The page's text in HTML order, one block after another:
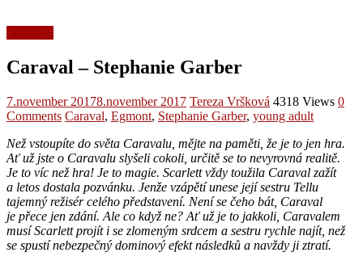
Caraval – Stephanie Garber
7.november 20178.november 2017 Tereza Vršková 4318 Views 0
Comments Caraval, Egmont, Stephanie Garber, young adult
Než vstoupíte do světa Caravalu, mějte na paměti, že je to jen hra.
Ať už jste o Caravalu slyšeli cokoli, určitě se to nevyrovná realitě.
Je to víc než hra! Je to magie. Scarlett vždy toužila Caraval zažít
a letos dostala pozvánku. Jenže vzápětí unese její sestru Tellu
tajemný režisér celého představení. Není se čeho bát, Caraval
je přece jen zdání. Ale co když ne? Ať už je to jakkoli, Caravalem
musí Scarlett projít i se zlomeným srdcem a sestru rychle najít, než
se spustí nebezpečný dominový efekt následků a navždy ji ztratí.